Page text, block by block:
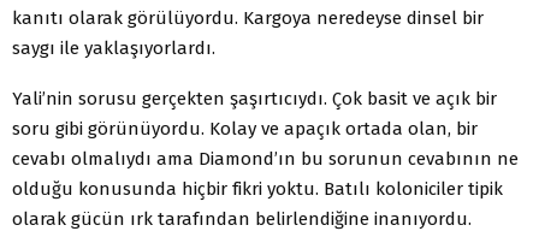
kanıtı olarak görülüyordu. Kargoya neredeyse dinsel bir
saygı ile yaklaşıyorlardı.
Yali’nin sorusu gerçekten şaşırtıcıydı. Çok basit ve açık bir
soru gibi görünüyordu. Kolay ve apaçık ortada olan, bir
cevabı olmalıydı ama Diamond’ın bu sorunun cevabının ne
olduğu konusunda hiçbir fikri yoktu. Batılı koloniciler tipik
olarak gücün ırk tarafından belirlendiğine inanıyordu.